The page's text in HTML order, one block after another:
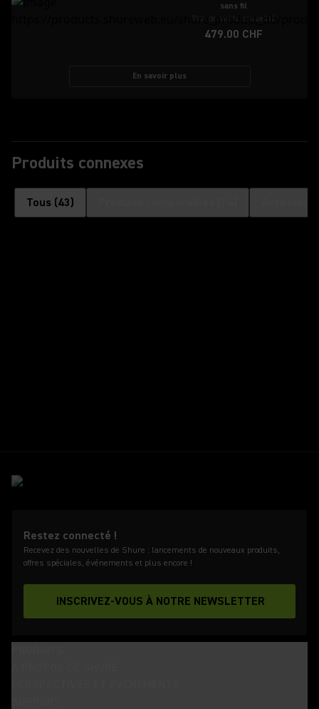
sans fil
Prix de vente conseillé
479.00 CHF
En savoir plus
Produits connexes
Tous (43)
Restez connecté !
Recevez des nouvelles de Shure : lancements de nouveaux produits,
offres spéciales, événements et plus encore !
INSCRIVEZ-VOUS À NOTRE NEWSLETTER